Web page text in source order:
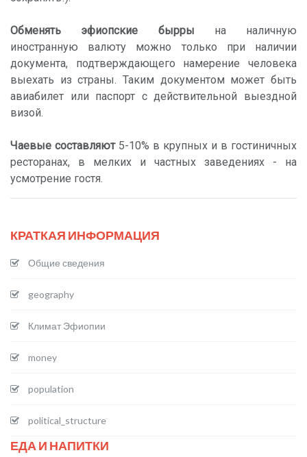
Обменять эфиопские бырры на наличную
иностранную валюту можно только при наличии
документа, подтверждающего намерение человека
выехать из страны. Таким документом может быть
авиабилет или паспорт с действительной выездной
визой.
Чаевые составляют5-10% в крупных и в гостиничных
ресторанах, в мелких и частных заведениях - на
усмотрение гостя.
КРАТКАЯ ИНФОРМАЦИЯ
Общие сведения
geography
Климат Эфиопии
money
population
political_structure
ЕДА И НАПИТКИ